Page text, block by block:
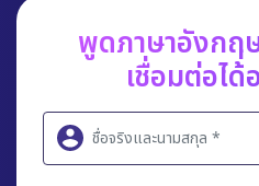
พูดภาษาอังกฤ
เชื่อมต่อได้